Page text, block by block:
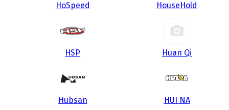
HoSpeed HouseHold
HSP Huan Qi
Hubsan HUI NA